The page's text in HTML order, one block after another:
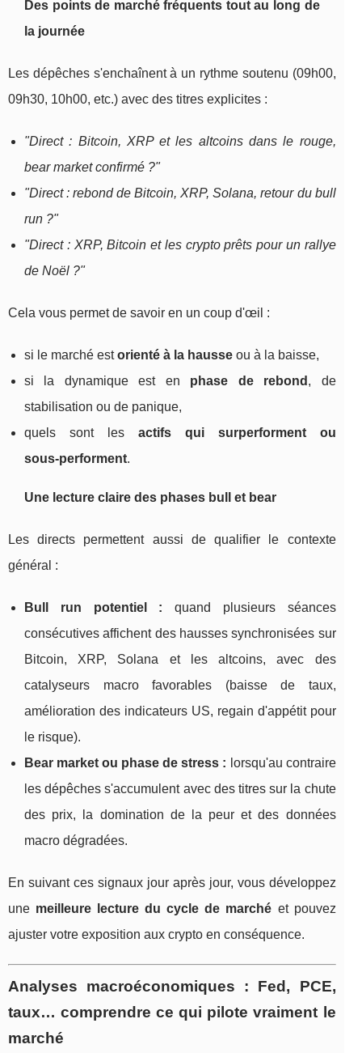
Des points de marché fréquents tout au long de
la journée
Les dépêches s'enchaînent à un rythme soutenu (09h00,
09h30, 10h00, etc.) avec des titres explicites :
"Direct : Bitcoin, XRP et les altcoins dans le rouge,
bear market confirmé ?"
"Direct : rebond de Bitcoin, XRP, Solana, retour du bull
run ?"
"Direct : XRP, Bitcoin et les crypto prêts pour un rallye
de Noël ?"
Cela vous permet de savoir en un coup d'œil :
si le marché estorienté à la hausse ou à la baisse,
si la dynamique est en phase de rebond , de
stabilisation ou de panique,
quels sont les actifs qui surperforment ou
sous‑performent.
Une lecture claire des phases bull et bear
Les directs permettent aussi de qualifier le contexte
général :
Bull run potentiel : quand plusieurs séances
consécutives affichent des hausses synchronisées sur
Bitcoin, XRP, Solana et les altcoins, avec des
catalyseurs macro favorables (baisse de taux,
amélioration des indicateurs US, regain d'appétit pour
le risque).
Bear market ou phase de stress : lorsqu'au contraire
les dépêches s'accumulent avec des titres sur la chute
des prix, la domination de la peur et des données
macro dégradées.
En suivant ces signaux jour après jour, vous développez
une meilleure lecture du cycle de marché et pouvez
ajuster votre exposition aux crypto en conséquence.
Analyses macroéconomiques : Fed, PCE,
taux… comprendre ce qui pilote vraiment le
marché